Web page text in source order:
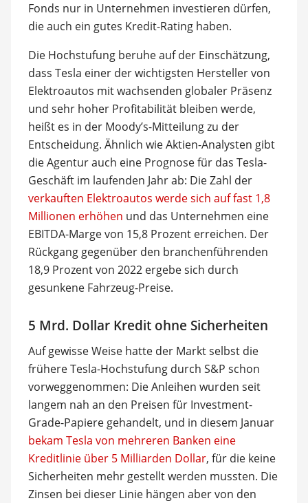
Fonds nur in Unternehmen investieren dürfen,
die auch ein gutes Kredit-Rating haben.
Die Hochstufung beruhe auf der Einschätzung,
dass Tesla einer der wichtigsten Hersteller von
Elektroautos mit wachsenden globaler Präsenz
und sehr hoher Profitabilität bleiben werde,
heißt es in der Moody’s-Mitteilung zu der
Entscheidung. Ähnlich wie Aktien-Analysten gibt
die Agentur auch eine Prognose für das Tesla-
Geschäft im laufenden Jahr ab: Die Zahl der
verkauften Elektroautos werde sich auf fast 1,8
Millionen erhöhen und das Unternehmen eine
EBITDA-Marge von 15,8 Prozent erreichen. Der
Rückgang gegenüber den branchenführenden
18,9 Prozent von 2022 ergebe sich durch
gesunkene Fahrzeug-Preise.
5 Mrd. Dollar Kredit ohne Sicherheiten
Auf gewisse Weise hatte der Markt selbst die
frühere Tesla-Hochstufung durch S&P schon
vorweggenommen: Die Anleihen wurden seit
langem nah an den Preisen für Investment-
Grade-Papiere gehandelt, und in diesem Januar
bekam Tesla von mehreren Banken eine
Kreditlinie über 5 Milliarden Dollar, für die keine
Sicherheiten mehr gestellt werden mussten. Die
Zinsen bei dieser Linie hängen aber von den